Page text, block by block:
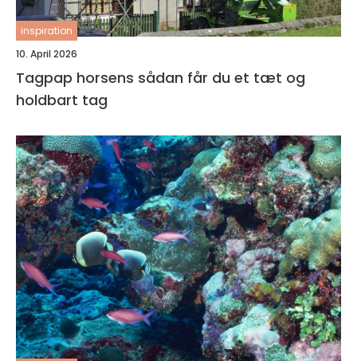
inspiration
10. April 2026
Tagpap horsens sådan får du et tæt og
holdbart tag